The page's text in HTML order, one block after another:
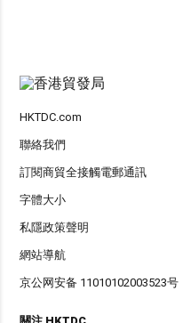
HKTDC.com
聯絡我們
訂閱商貿全接觸電郵通訊
字體大小
私隱政策聲明
網站導航
京公网安备 11010102003523号